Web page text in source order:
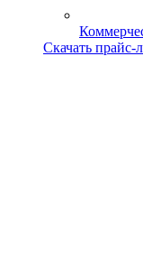
Скачать прайс-